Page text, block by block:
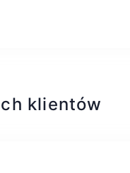
klientów